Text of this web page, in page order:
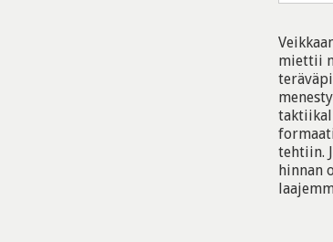
miettii
tehtiin.
hinnan